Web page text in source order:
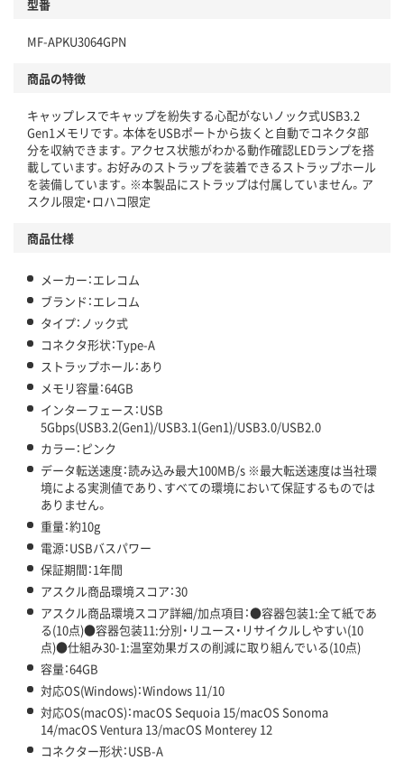
仕組
この商品の環境配慮ポイントです。下記商品詳細「
アスクル商品環境スコア詳細／加点項目
」で確認できます。
型番
MF-APKU3064GPN
商品の特徴
キャップレスでキャップを紛失する心配がないノック式USB3.2
Gen1メモリです。本体をUSBポートから抜くと自動でコネクタ部
分を収納できます。アクセス状態がわかる動作確認LEDランプを搭
載しています。お好みのストラップを装着できるストラップホール
を装備しています。※本製品にストラップは付属していません。ア
スクル限定・ロハコ限定
商品仕様
メーカー：エレコム
ブランド：エレコム
タイプ：ノック式
コネクタ形状：Type-A
ストラップホール：あり
メモリ容量：64GB
インターフェース：USB
5Gbps(USB3.2(Gen1)/USB3.1(Gen1)/USB3.0/USB2.0
カラー：ピンク
データ転送速度：読み込み最大100MB/s ※最大転送速度は当社環
境による実測値であり、すべての環境において保証するものでは
ありません。
重量：約10g
電源：USBバスパワー
保証期間：1年間
アスクル商品環境スコア：30
アスクル商品環境スコア詳細/加点項目：●容器包装1:全て紙であ
る(10点)●容器包装11:分別・リユース・リサイクルしやすい(10
点)●仕組み30-1:温室効果ガスの削減に取り組んでいる(10点)
容量：64GB
対応OS(Windows)：Windows 11/10
対応OS(macOS)：macOS Sequoia 15/macOS Sonoma
14/macOS Ventura 13/macOS Monterey 12
コネクター形状：USB-A